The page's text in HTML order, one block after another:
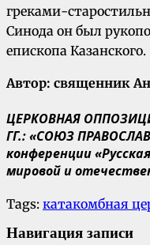
греками-
Синода он был
епископа Казанского.
Автор: священник
ЦЕРКОВНАЯ
ГГ.: «СОЮЗ
конференции
мировой и
Tags: катакомбная
Навигация записи